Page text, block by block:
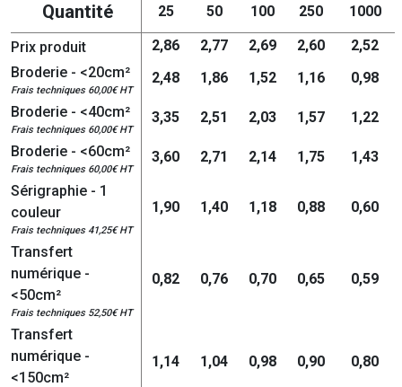
Quantité 25 50 100 250 1000
Prix produit 2,86 2,77 2,69 2,60
2,52
Broderie - <20cm²
Frais techniques 60,00€ HT
2,48 1,86 1,52 1,16
0,98
Broderie - <40cm²
Frais techniques 60,00€ HT
3,35 2,51 2,03 1,57
1,22
Broderie - <60cm²
Frais techniques 60,00€ HT
3,60 2,71 2,14 1,75
1,43
Sérigraphie - 1
couleur
Frais techniques 41,25€ HT
1,90 1,40 1,18 0,88 0,60
Transfert
numérique -
<50cm²
Frais techniques 52,50€ HT
0,82 0,76 0,70 0,65 0,59
Transfert
numérique -
<150cm²
1,14 1,04 0,98 0,90 0,80